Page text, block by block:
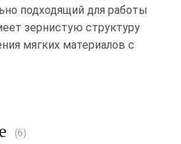
подходящий для работы
зернистую структуру
мягких материалов с
(6)